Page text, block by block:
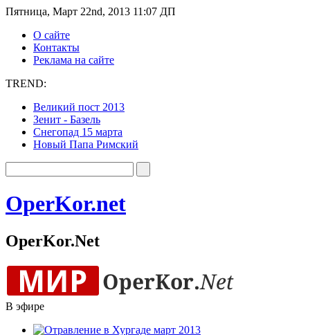
Пятница, Март 22nd, 2013 11:07 ДП
О сайте
Контакты
Реклама на сайте
TREND:
Великий пост 2013
Зенит - Базель
Снегопад 15 марта
Новый Папа Римский
OperKor.net
OperKor.Net
В эфире